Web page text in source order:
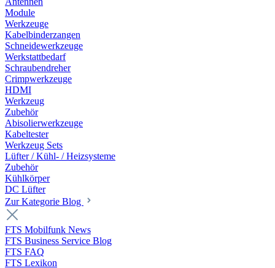
Module
Werkzeuge
Kabelbinderzangen
Schneidewerkzeuge
Werkstattbedarf
Schraubendreher
Crimpwerkzeuge
HDMI
Werkzeug
Zubehör
Abisolierwerkzeuge
Kabeltester
Werkzeug Sets
Lüfter / Kühl- / Heizsysteme
Zubehör
Kühlkörper
DC Lüfter
Zur Kategorie Blog
FTS Mobilfunk News
FTS Business Service Blog
FTS FAQ
FTS Lexikon